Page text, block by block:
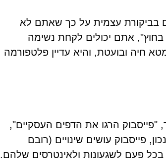
בביקורת עצמית על כך שאתם לא
אתם יכולים לקחת נשימה
חיה ובועטת, והיא עדיין פלטפורמה
הרגו את הדפים העסקיים",
פייסבוק עושים שינויים (רובם
פעם לשגעונות ולאינטרסים שלהם.